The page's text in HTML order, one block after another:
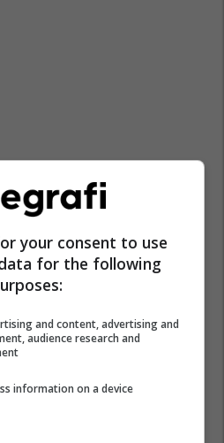
your consent to use
for the following
and content, advertising and
audience research and
information on a device